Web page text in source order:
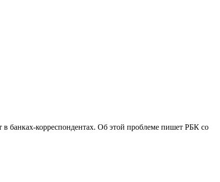
банках-корреспондентах. Об этой проблеме пишет РБК со